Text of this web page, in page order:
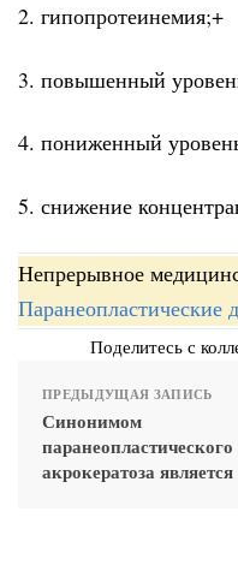
2. гипопротеинемия;+
3. повышенный
4. пониженный
5. снижение
Непрерывное
Паранеопластические
Поделитесь с
ПРЕДЫДУЩАЯ ЗАПИСЬ
Синонимом
паранеопластического
акрокератоза является